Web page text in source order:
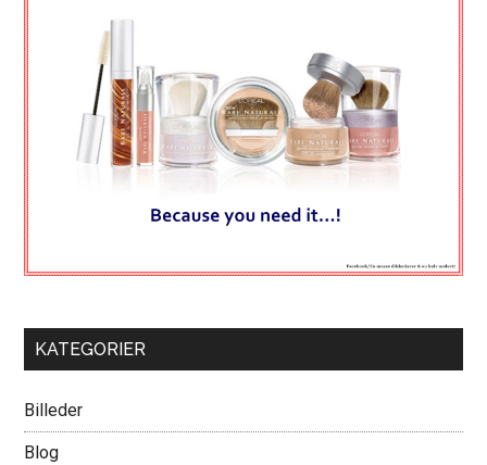
KATEGORIER
Billeder
Blog